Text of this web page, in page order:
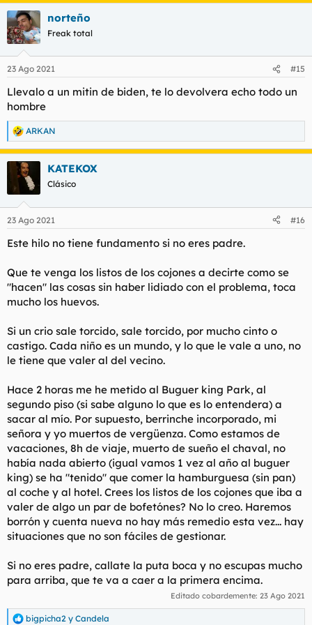
a
c
c
i
e
:
norteño
Freak total
23 Ago 2021 #15
Llevalo a un mitin de biden, te lo devolvera echo todo un
hombre
R
e
a
e
:
ARKAN
KATEKOX
Clásico
23 Ago 2021 #16
Este hilo no tiene fundamento si no eres padre.
Que te venga los listos de los cojones a decirte como se
"hacen" las cosas sin haber lidiado con el problema, toca
mucho los huevos.
Si un crio sale torcido, sale torcido, por mucho cinto o
castigo. Cada niño es un mundo, y lo que le vale a uno, no
le tiene que valer al del vecino.
Hace 2 horas me he metido al Buguer king Park, al
segundo piso (si sabe alguno lo que es lo entendera) a
sacar al mío. Por supuesto, berrinche incorporado, mi
señora y yo muertos de vergüenza. Como estamos de
vacaciones, 8h de viaje, muerto de sueño el chaval, no
había nada abierto (igual vamos 1 vez al año al buguer
king) se ha "tenido" que comer la hamburguesa (sin pan)
al coche y al hotel. Crees los listos de los cojones que iba a
valer de algo un par de bofetónes? No lo creo. Haremos
borrón y cuenta nueva no hay más remedio esta vez... hay
situaciones que no son fáciles de gestionar.
Si no eres padre, callate la puta boca y no escupas mucho
para arriba, que te va a caer a la primera encima.
Editado cobardemente: 23 Ago 2021
R
bigpicha2 y Candela